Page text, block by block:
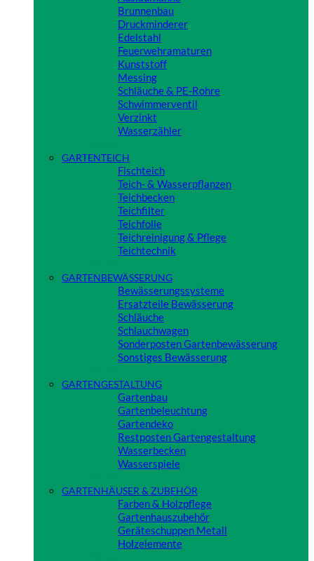
Brunnenbau
Druckminderer
Edelstahl
Feuerwehramaturen
Kunststoff
Messing
Schläuche & PE-Rohre
Schwimmerventil
Verzinkt
Wasserzähler
GARTENTEICH
Fischteich
Teich- & Wasserpflanzen
Teichbecken
Teichfilter
Teichfolie
Teichreinigung & Pflege
Teichtechnik
GARTENBEWÄSSERUNG
Bewässerungssysteme
Ersatzteile Bewässerung
Schläuche
Schlauchwagen
Sonderposten Gartenbewässerung
Sonstiges Bewässerung
GARTENGESTALTUNG
Gartenbau
Gartenbeleuchtung
Gartendeko
Restposten Gartengestaltung
Wasserbecken
Wasserspiele
GARTENHÄUSER & ZUBEHÖR
Farben & Holzpflege
Gartenhauszubehör
Geräteschuppen Metall
Holzelemente